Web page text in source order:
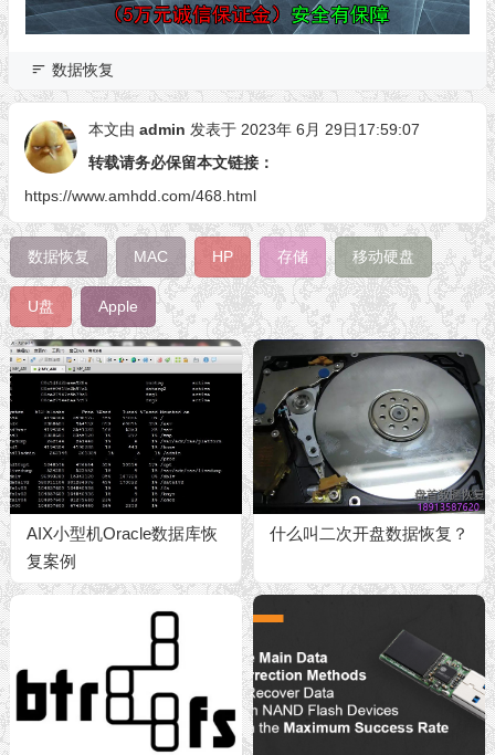
数据恢复
本文由 admin 发表于 2023年 6月 29日17:59:07
转载请务必保留本文链接：
https://www.amhdd.com/468.html
数据恢复 MAC HP 存储 移动硬盘
U盘 Apple
AIX小型机Oracle数据库恢
复案例
什么叫二次开盘数据恢复？